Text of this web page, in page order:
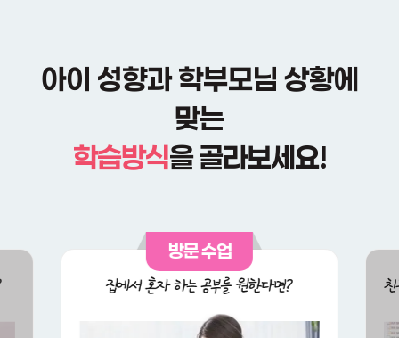
아이 성향과 학부모님 상황에
맞는
학습방식을 골라보세요!
방문 수업